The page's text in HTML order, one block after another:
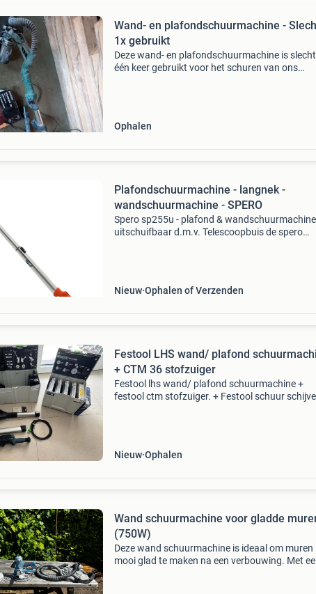
Wand- en plafondschuurmachine -
1x gebruikt
Deze wand- en plafondschuurmachine is
één keer gebruikt voor het schuren van ons
Ophalen
Plafondschuurmachine - langnek -
wandschuurmachine - SPERO
Spero sp255u - plafond &
uitschuifbaar d.m.v. Telescoopbuis de spero
Nieuw Ophalen of Verzenden
Festool LHS wand/ plafond
+ CTM 36 stofzuiger
Festool lhs wand/ plafond schuurmachine +
festool ctm stofzuiger. + Festool schuur
Nieuw Ophalen
Wand schuurmachine voor gladde
(750W)
Deze wand schuurmachine is ideaal om muren
mooi glad te maken na een verbouwing. Met